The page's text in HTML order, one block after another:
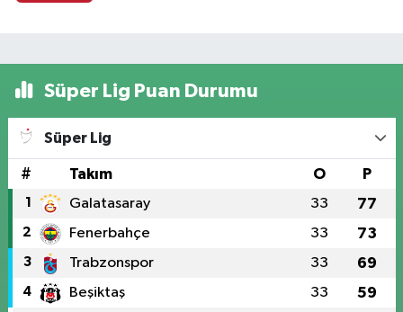
Süper Lig Puan Durumu
Süper Lig
# Takım O P
1 Galatasaray 33 77
2 Fenerbahçe 33 73
3 Trabzonspor 33 69
4 Beşiktaş 33 59